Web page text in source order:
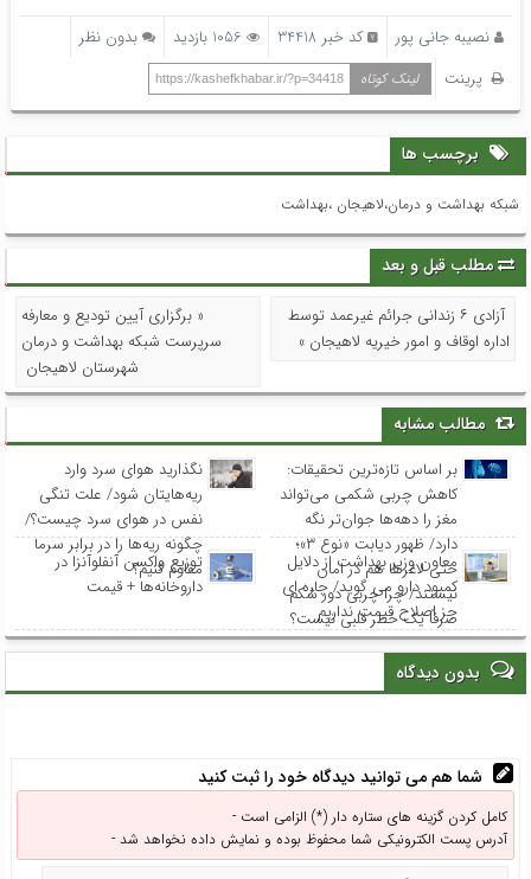
نصیبه جانی پور کد خبر 34418 1056 بازدید
بدون نظر
پرینت
لینک کوتاه https://kashefkhabar.ir/?p=34418
برچسب ها
شبکه بهداشت و درمان،لاهیجان ،بهداشت
مطلب قبل و بعد
آزادی ۶ زندانی جرائم غیرعمد توسط
اداره اوقاف و امور خیریه لاهیجان »
« برگزاری آیین تودیع و معارفه
سرپرست شبکه بهداشت و درمان
شهرستان لاهیجان
مطالب مشابه
بر اساس تازه‌ترین تحقیقات:
کاهش چربی شکمی می‌تواند
مغز را دهه‌ها جوان‌تر نگه
دارد/ ظهور دیابت «نوع ۳»؛
حتی لاغرها هم در امان
نیستند/ چرا چربی دور شکم
صرفاً یک خطر قلبی نیست؟
نگذارید هوای سرد وارد
ریه‌هایتان شود/ علت تنگی
نفس در هوای سرد چیست؟/
چگونه ریه‌ها را در برابر سرما
مقاوم کنیم؟
معاون وزیر بهداشت از دلایل
کمبود دارو می گوید/ چاره ای
جز اصلاح قیمت نداریم
توزیع واکسن‌ آنفلوآنزا در
داروخانه‌ها + قیمت
بدون دیدگاه
شما هم می توانید دیدگاه خود را ثبت کنید
کامل کردن گزینه های ستاره دار (*) الزامی است -
آدرس پست الکترونیکی شما محفوظ بوده و نمایش داده نخواهد شد -